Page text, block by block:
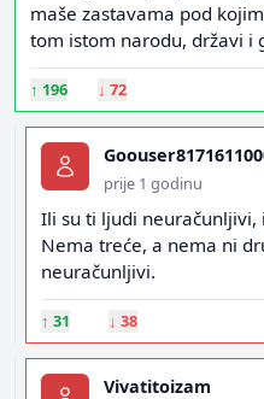
maše zastavama pod
tom istom narodu, državi i
↑ 196 ↓ 72
prije 1 godinu
Ili su ti ljudi neuračunljivi,
Nema treće, a nema ni
neuračunljivi.
↑ 31 ↓ 38
Vivatitoizam